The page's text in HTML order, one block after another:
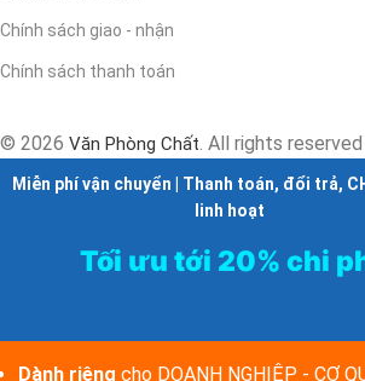
Chính sách giao - nhận
Chính sách thanh toán
© 2026 Văn Phòng Chất. All rights reserved
Miễn phí vận chuyển | Thanh toán, đổi trả,
linh hoạt
Tối ưu tới 20% chi
Dành riêng cho DOANH NGHIỆP - CƠ